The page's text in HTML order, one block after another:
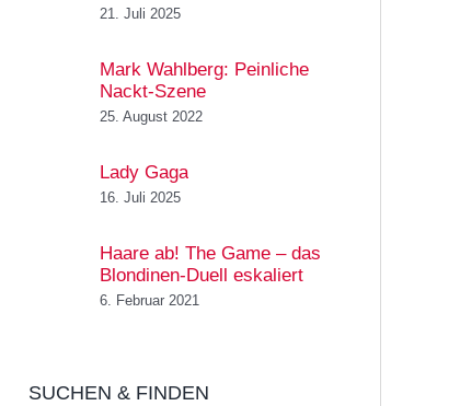
21. Juli 2025
Mark Wahlberg: Peinliche
Nackt-Szene
25. August 2022
Lady Gaga
16. Juli 2025
Haare ab! The Game – das
Blondinen-Duell eskaliert
6. Februar 2021
SUCHEN & FINDEN